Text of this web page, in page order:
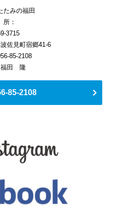
たみの福田
：
3715
佐見町宿郷41-6
85-2108
福田 隆
85-2108